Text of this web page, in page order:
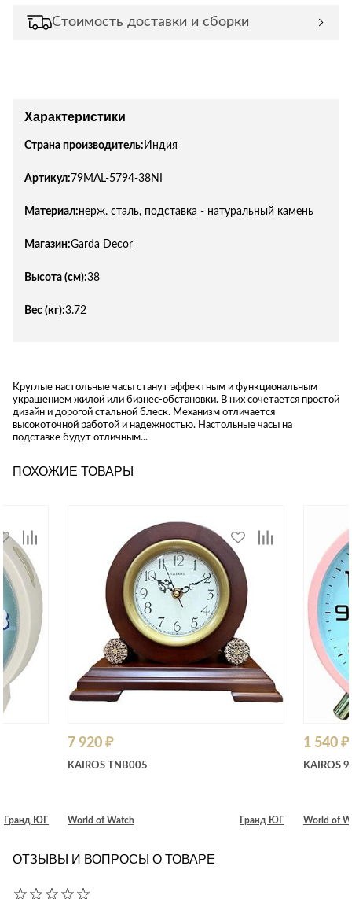
Стоимость доставки и сборки
Характеристики
Страна производитель: Индия
Артикул: 79MAL-5794-38NI
Материал:нерж. сталь, подставка - натуральный камень
Магазин:Garda Decor
Высота (см):38
Вес (кг):3.72
Круглые настольные часы станут эффектным и функциональным
украшением жилой или бизнес-обстановки. В них сочетается простой
дизайн и дорогой стальной блеск. Механизм отличается
высокоточной работой и надежностью. Настольные часы на
подставке будут отличным...
ПОХОЖИЕ ТОВАРЫ
Гранд ЮГ
7 920 ₽
KAIROS TNB005
World of Watch Гранд ЮГ
1 540 ₽
KAIROS
World of
ОТЗЫВЫ И ВОПРОСЫ О ТОВАРЕ